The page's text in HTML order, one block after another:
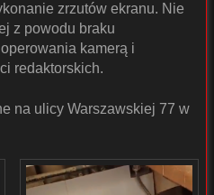
zrzutów ekranu. Nie
z powodu braku
kamerą i
redaktorskich.
na ulicy Warszawskiej 77 w